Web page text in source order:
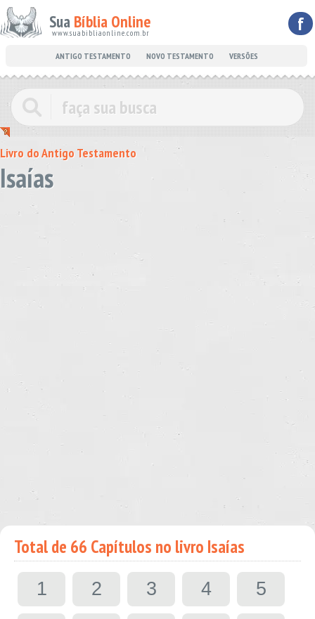
Sua Bíblia Online
www.suabibliaonline.com.br f
ANTIGO TESTAMENTO NOVO TESTAMENTO VERSÕES
Livro do Antigo Testamento
Isaías
Total de 66 Capítulos no livro Isaías
1 2 3 4
5